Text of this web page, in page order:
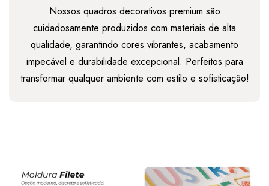
Nossos quadros decorativos premium são
cuidadosamente produzidos com materiais de alta
qualidade, garantindo cores vibrantes, acabamento
impecável e durabilidade excepcional. Perfeitos para
transformar qualquer ambiente com estilo e sofisticação!